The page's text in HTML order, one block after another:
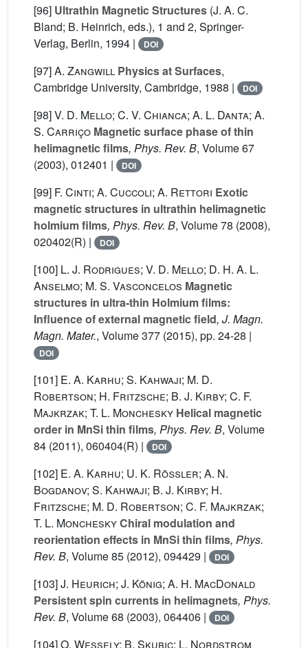
[96] Ultrathin Magnetic Structures (J. A. C.
Bland; B. Heinrich, eds.), 1 and 2, Springer-
Verlag, Berlin, 1994 |
DOI
[97]A. Zangwill Physics at Surfaces,
Cambridge University, Cambridge, 1988 |
DOI
[98]V. D. Mello; C. V. Chianca; A. L. Danta; A.
S. Carriço Magnetic surface phase of thin
helimagnetic films, Phys. Rev. B, Volume 67
(2003), 012401 |
DOI
[99] F. Cinti; A. Cuccoli; A. Rettori Exotic
magnetic structures in ultrathin helimagnetic
holmium films, Phys. Rev. B, Volume 78 (2008),
020402(R) |
DOI
[100] L. J. Rodrigues; V. D. Mello; D. H. A. L.
Anselmo; M. S. Vasconcelos Magnetic
structures in ultra-thin Holmium films:
Influence of external magnetic field, J. Magn.
Magn. Mater., Volume 377 (2015), pp. 24-28 |
DOI
[101] E. A. Karhu; S. Kahwaji; M. D.
Robertson; H. Fritzsche; B. J. Kirby; C. F.
Majkrzak; T. L. Monchesky Helical magnetic
order in MnSi thin films, Phys. Rev. B, Volume
84 (2011), 060404(R) | DOI
[102] E. A. Karhu; U. K. Rößler; A. N.
Bogdanov; S. Kahwaji; B. J. Kirby; H.
Fritzsche; M. D. Robertson; C. F. Majkrzak;
T. L. MoncheskyChiral modulation and
reorientation effects in MnSi thin films, Phys.
Rev. B, Volume 85 (2012), 094429 | DOI
[103]J. Heurich; J. König; A. H. MacDonald
Persistent spin currents in helimagnets, Phys.
Rev. B, Volume 68 (2003), 064406 | DOI
[104]O. Wessely; B. Skubic; L. Nordstrom